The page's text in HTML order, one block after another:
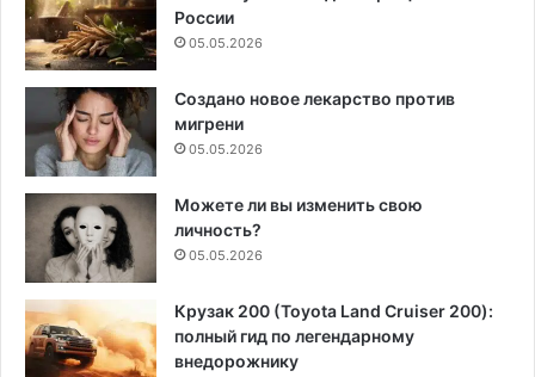
России
05.05.2026
Создано новое лекарство против
мигрени
05.05.2026
Можете ли вы изменить свою
личность?
05.05.2026
Крузак 200 (Toyota Land Cruiser 200):
полный гид по легендарному
внедорожнику